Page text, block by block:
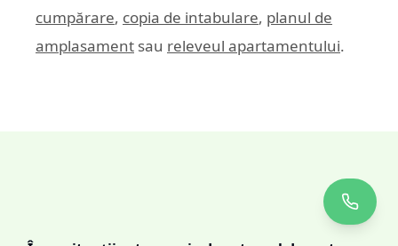
cumpărare, copia de intabulare, planul de
amplasament sau releveul apartamentului.